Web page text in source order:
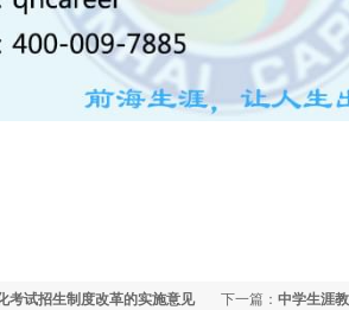
下一篇： 中学生涯
考试招生制度改革的实施意见